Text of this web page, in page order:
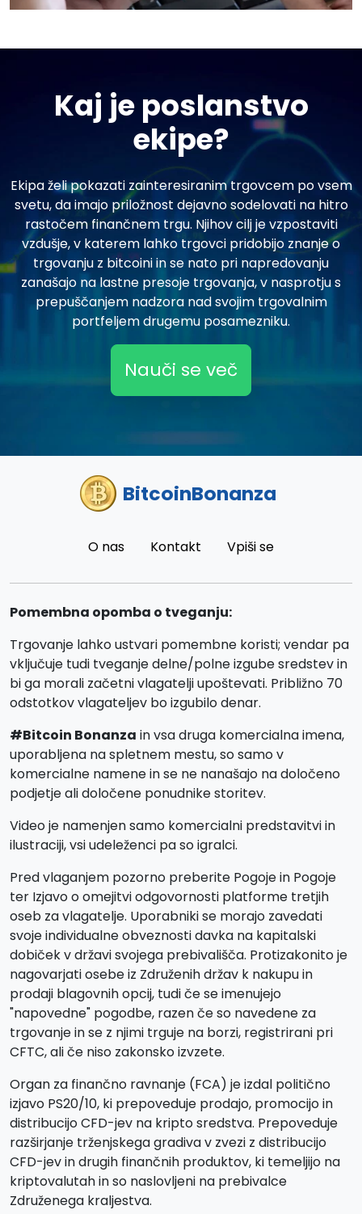
Kaj je poslanstvo
ekipe?
Ekipa želi pokazati zainteresiranim trgovcem po vsem
svetu, da imajo priložnost dejavno sodelovati na hitro
rastočem finančnem trgu. Njihov cilj je vzpostaviti
vzdušje, v katerem lahko trgovci pridobijo znanje o
trgovanju z bitcoini in se nato pri napredovanju
zanašajo na lastne presoje trgovanja, v nasprotju s
prepuščanjem nadzora nad svojim trgovalnim
portfeljem drugemu posamezniku.
Nauči se več
BitcoinBonanza
O nas Kontakt Vpiši se
Pomembna opomba o tveganju:
Trgovanje lahko ustvari pomembne koristi; vendar pa
vključuje tudi tveganje delne/polne izgube sredstev in
bi ga morali začetni vlagatelji upoštevati. Približno 70
odstotkov vlagateljev bo izgubilo denar.
#Bitcoin Bonanza in vsa druga komercialna imena,
uporabljena na spletnem mestu, so samo v
komercialne namene in se ne nanašajo na določeno
podjetje ali določene ponudnike storitev.
Video je namenjen samo komercialni predstavitvi in
ilustraciji, vsi udeleženci pa so igralci.
Pred vlaganjem pozorno preberite Pogoje in Pogoje
ter Izjavo o omejitvi odgovornosti platforme tretjih
oseb za vlagatelje. Uporabniki se morajo zavedati
svoje individualne obveznosti davka na kapitalski
dobiček v državi svojega prebivališča. Protizakonito je
nagovarjati osebe iz Združenih držav k nakupu in
prodaji blagovnih opcij, tudi če se imenujejo
"napovedne" pogodbe, razen če so navedene za
trgovanje in se z njimi trguje na borzi, registrirani pri
CFTC, ali če niso zakonsko izvzete.
Organ za finančno ravnanje (FCA) je izdal politično
izjavo PS20/10, ki prepoveduje prodajo, promocijo in
distribucijo CFD-jev na kripto sredstva. Prepoveduje
razširjanje trženjskega gradiva v zvezi z distribucijo
CFD-jev in drugih finančnih produktov, ki temeljijo na
kriptovalutah in so naslovljeni na prebivalce
Združenega kraljestva.